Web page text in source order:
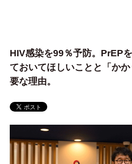
HIV感染を99％予防。PrEP
ておいてほしいことと「か
要な理由。